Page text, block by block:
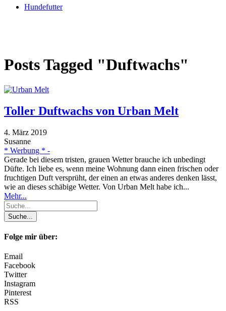
Hundefutter
Posts Tagged "Duftwachs"
Toller Duftwachs von Urban Melt
4. März 2019
Susanne
* Werbung * -
Gerade bei diesem tristen, grauen Wetter brauche ich unbedingt
Düfte. Ich liebe es, wenn meine Wohnung dann einen frischen oder
fruchtigen Duft versprüht, der einen an etwas anderes denken lässt,
wie an dieses schäbige Wetter. Von Urban Melt habe ich...
Mehr...
Folge mir über:
Email
Facebook
Twitter
Instagram
Pinterest
RSS